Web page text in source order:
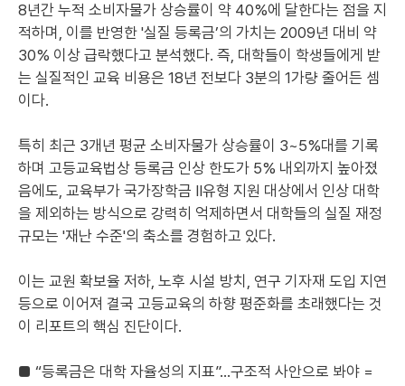
8년간 누적 소비자물가 상승률이 약 40%에 달한다는 점을 지
적하며, 이를 반영한 '실질 등록금’의 가치는 2009년 대비 약
30% 이상 급락했다고 분석했다. 즉, 대학들이 학생들에게 받
는 실질적인 교육 비용은 18년 전보다 3분의 1가량 줄어든 셈
이다.
특히 최근 3개년 평균 소비자물가 상승률이 3~5%대를 기록
하며 고등교육법상 등록금 인상 한도가 5% 내외까지 높아졌
음에도, 교육부가 국가장학금 II유형 지원 대상에서 인상 대학
을 제외하는 방식으로 강력히 억제하면서 대학들의 실질 재정
규모는 '재난 수준'의 축소를 경험하고 있다.
이는 교원 확보율 저하, 노후 시설 방치, 연구 기자재 도입 지연
등으로 이어져 결국 고등교육의 하향 평준화를 초래했다는 것
이 리포트의 핵심 진단이다.
■ “등록금은 대학 자율성의 지표”…구조적 사안으로 봐야 =